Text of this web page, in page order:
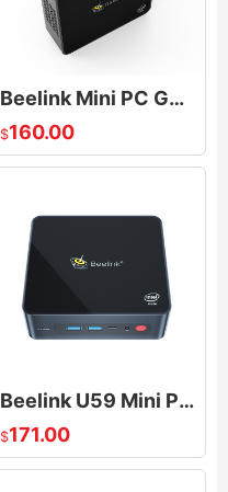
Beelink Mini PC GK55 Windows 10, Mini Desktop Computer 8GB DDR4/256GB SSD, Celeron J4125, 4K HD
$160.00
Beelink U59 Mini PC, 8GB DDR4+256GB M.2 SATA SSD Mini Computers, Small PC Supports Dual 4K HDMI
$171.00